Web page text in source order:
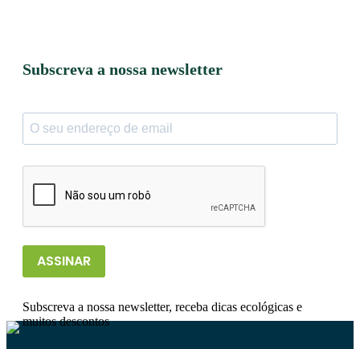
Subscreva a nossa newsletter
ASSINAR
Subscreva a nossa newsletter, receba dicas ecológicas e
muitos descontos